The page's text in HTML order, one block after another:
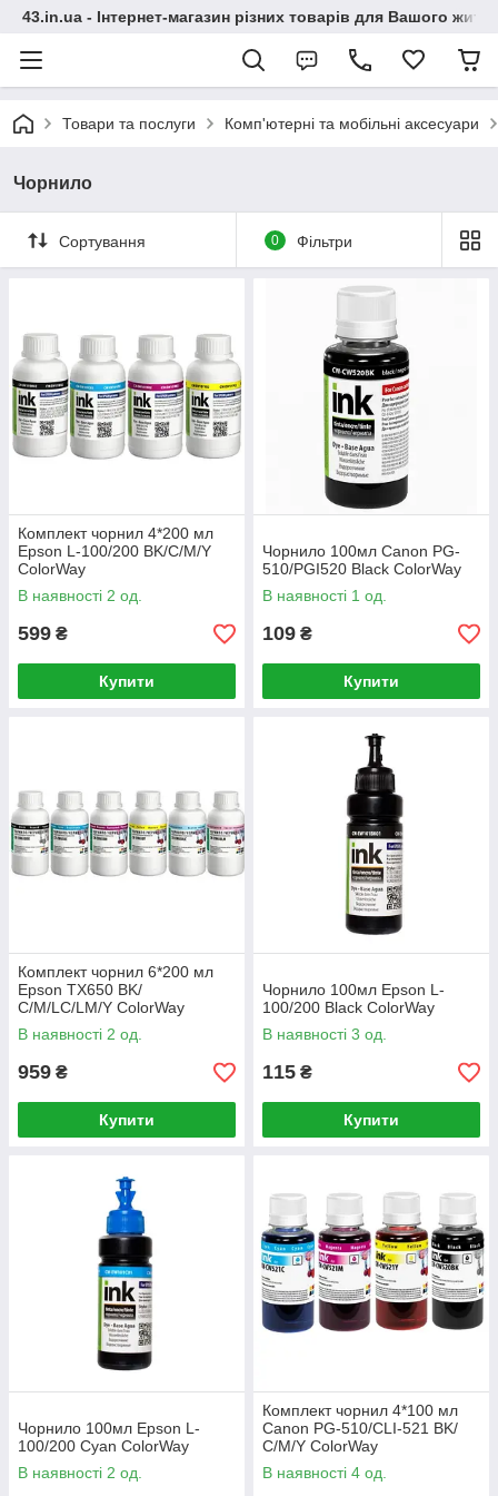
43.in.ua - Інтернет-магазин різних товарів для Вашого
Товари та послуги Комп'ютерні та мобільні аксесуари
Чорнило
Сортування 0 Фільтри
Комплект чорнил 4*200 мл
Epson L-100/200 BK/С/M/Y
ColorWay
В наявності 2 од.
599 ₴
Купити
Чорнило 100мл Canon PG-
510/PGI520 Black ColorWay
В наявності 1 од.
109 ₴
Купити
Комплект чорнил 6*200 мл
Epson TX650 BK/
С/M/LС/LM/Y ColorWay
В наявності 2 од.
959 ₴
Купити
Чорнило 100мл Epson L-
100/200 Black ColorWay
В наявності 3 од.
115 ₴
Купити
Чорнило 100мл Epson L-
100/200 Cyan ColorWay
В наявності 2 од.
Комплект чорнил 4*100 мл
Canon PG-510/CLI-521 BK/
С/M/Y ColorWay
В наявності 4 од.